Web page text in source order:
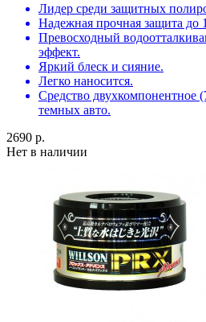
Лидер среди защитных
Надежная прочная защита до
Превосходный
эффект.
Яркий блеск и сияние.
Легко наносится.
Средство двухкомпонентное
темных авто.
2690 р.
Нет в наличии